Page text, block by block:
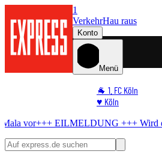
1
VerkehrHau raus
Konto
Menü
🐐 1. FC Köln
♥️ Köln
🏆 Sport
+++Wird der FC